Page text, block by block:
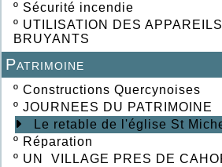
º Sécurité incendie
º UTILISATION DES
BRUYANTS
Patrimoine
º Constructions Quercynoises
º JOURNEES DU PATRIMOINE
Le retable de l'église St
º Réparation
º UN VILLAGE PRES DE